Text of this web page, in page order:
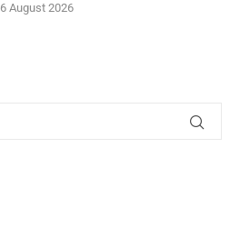
6 August 2026